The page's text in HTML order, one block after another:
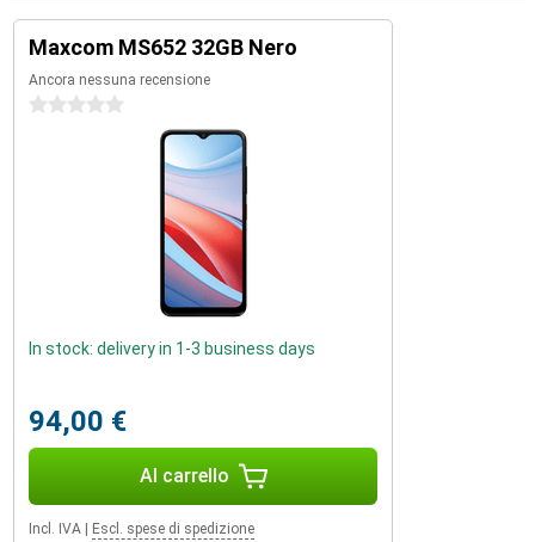
Maxcom MS652 32GB Nero
Ancora nessuna recensione
0 stelle
In stock: delivery in 1-3 business days
94,00 €
Al carrello
Incl. IVA Escl. spese di spedizione